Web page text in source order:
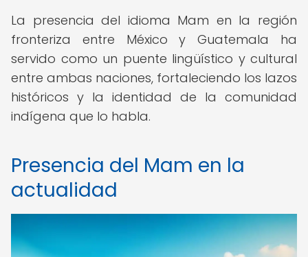
La presencia del idioma Mam en la región
fronteriza entre México y Guatemala ha
servido como un puente lingüístico y cultural
entre ambas naciones, fortaleciendo los lazos
históricos y la identidad de la comunidad
indígena que lo habla.
Presencia del Mam en la
actualidad